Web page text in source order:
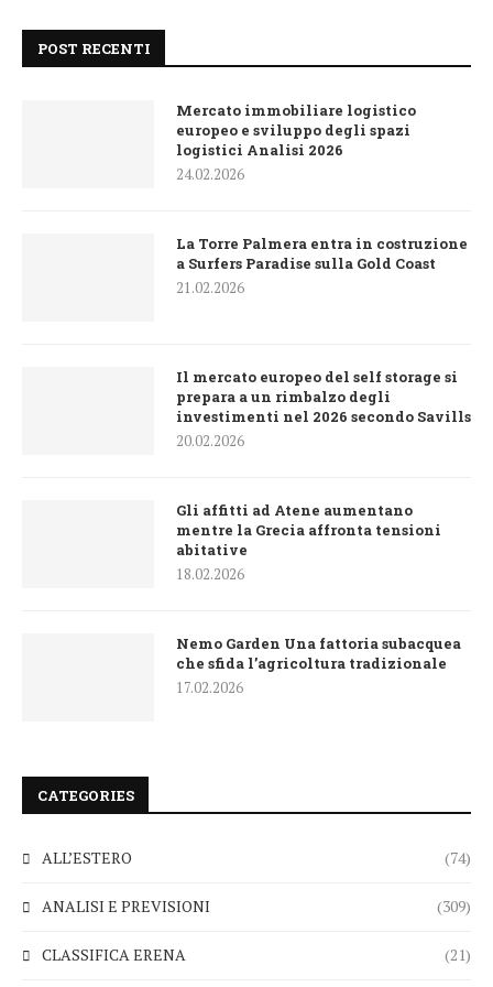
POST RECENTI
Mercato immobiliare logistico
europeo e sviluppo degli spazi
logistici Analisi 2026
24.02.2026
La Torre Palmera entra in costruzione
a Surfers Paradise sulla Gold Coast
21.02.2026
Il mercato europeo del self storage si
prepara a un rimbalzo degli
investimenti nel 2026 secondo Savills
20.02.2026
Gli affitti ad Atene aumentano
mentre la Grecia affronta tensioni
abitative
18.02.2026
Nemo Garden Una fattoria subacquea
che sfida l’agricoltura tradizionale
17.02.2026
CATEGORIES
ALL’ESTERO (74)
ANALISI E PREVISIONI (309)
CLASSIFICA ERENA (21)